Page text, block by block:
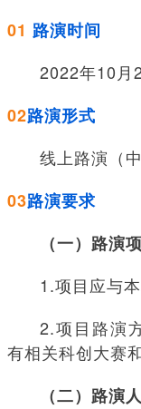
01 路演时间
2022年10月
02路演形式
线上路演（
03路演要求
（一）路演
1.项目应与
2.项目路演
有相关科创大赛
（二）路演